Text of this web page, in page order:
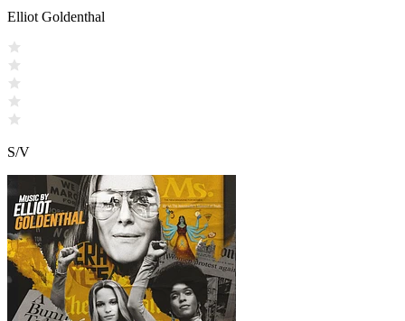
Elliot Goldenthal
S/V